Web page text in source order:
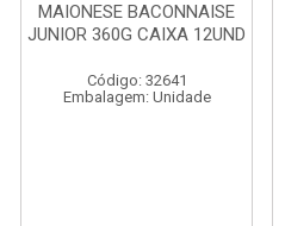
MAIONESE BACONNAISE
JUNIOR 360G CAIXA 12UND
Código: 32641
Embalagem: Unidade